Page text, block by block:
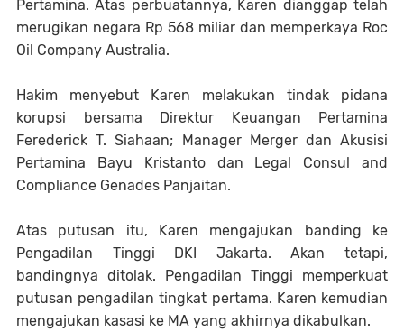
Pertamina. Atas perbuatannya, Karen dianggap telah
merugikan negara Rp 568 miliar dan memperkaya Roc
Oil Company Australia.
Hakim menyebut Karen melakukan tindak pidana
korupsi bersama Direktur Keuangan Pertamina
Ferederick T. Siahaan; Manager Merger dan Akusisi
Pertamina Bayu Kristanto dan Legal Consul and
Compliance Genades Panjaitan.
Atas putusan itu, Karen mengajukan banding ke
Pengadilan Tinggi DKI Jakarta. Akan tetapi,
bandingnya ditolak. Pengadilan Tinggi memperkuat
putusan pengadilan tingkat pertama. Karen kemudian
mengajukan kasasi ke MA yang akhirnya dikabulkan.